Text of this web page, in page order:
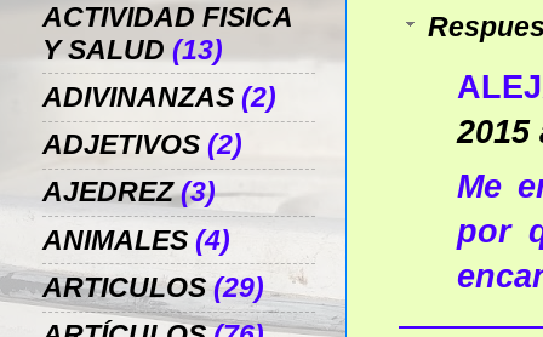
2015
Me
por
ACTIVIDAD FISICA
Y SALUD (13)
ADIVINANZAS (2)
ADJETIVOS (2)
AJEDREZ (3)
ANIMALES (4)
ARTICULOS (29)